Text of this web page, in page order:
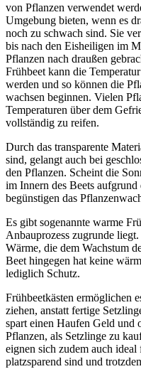
von Pflanzen verwendet
Umgebung bieten, wenn es
noch zu schwach sind. Sie
bis nach den Eisheiligen im
Pflanzen nach draußen
Frühbeet kann die
werden und so können die
wachsen beginnen. Vielen
Temperaturen über dem
vollständig zu reifen.
Durch das transparente
sind, gelangt auch bei
den Pflanzen. Scheint die
im Innern des Beets aufgrund
begünstigen das
Es gibt sogenannte warme
Anbauprozess zugrunde
Wärme, die dem Wachstum
Beet hingegen hat keine
lediglich Schutz.
Frühbeetkästen ermöglichen
ziehen, anstatt fertige
spart einen Haufen Geld und
Pflanzen, als Setzlinge zu
eignen sich zudem auch
platzsparend sind und